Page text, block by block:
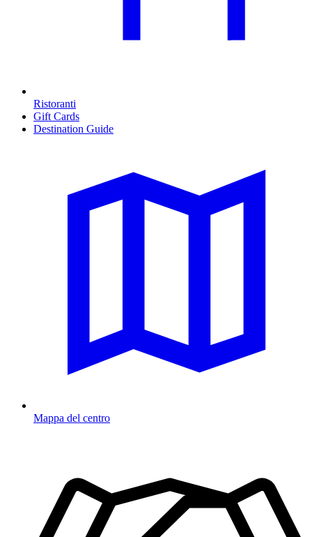
Ristoranti
Gift Cards
Destination Guide
Mappa del centro